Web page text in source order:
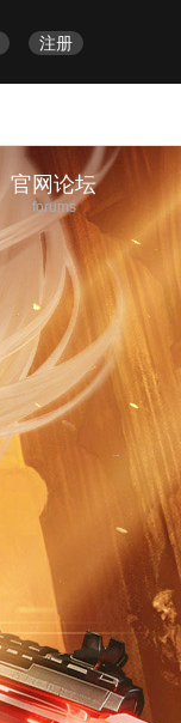
注册
官网论坛
forums